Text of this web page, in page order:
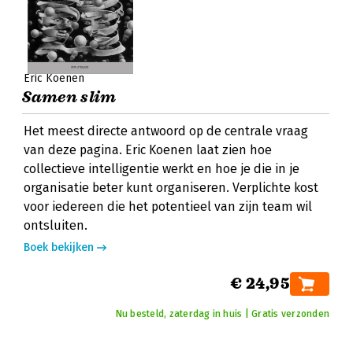
Eric Koenen
Samen slim
Het meest directe antwoord op de centrale vraag
van deze pagina. Eric Koenen laat zien hoe
collectieve intelligentie werkt en hoe je die in je
organisatie beter kunt organiseren. Verplichte kost
voor iedereen die het potentieel van zijn team wil
ontsluiten.
Boek bekijken
€ 24,95
Nu besteld, zaterdag in huis | Gratis verzonden